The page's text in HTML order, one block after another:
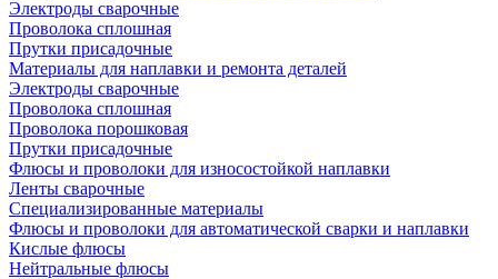
Электроды сварочные
Проволока сплошная
Прутки присадочные
Материалы для наплавки и ремонта деталей
Электроды сварочные
Проволока сплошная
Проволока порошковая
Прутки присадочные
Флюсы и проволоки для износостойкой наплавки
Ленты сварочные
Специализированные материалы
Флюсы и проволоки для автоматической сварки и наплавки
Кислые флюсы
Нейтральные флюсы